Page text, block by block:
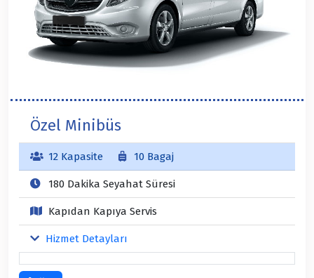
Özel Minibüs
12 Kapasite 10 Bagaj
180 Dakika Seyahat Süresi
Kapıdan Kapıya Servis
Hizmet Detayları